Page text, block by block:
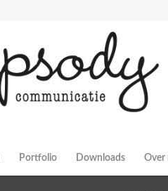
Portfolio Downloads Over